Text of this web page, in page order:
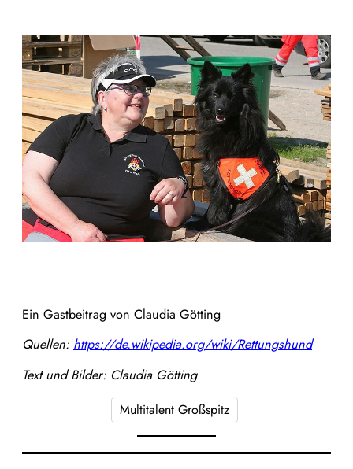
Ein Gastbeitrag von Claudia Götting
Quellen: https://de.wikipedia.org/wiki/Rettungshund
Text und Bilder: Claudia Götting
Multitalent Großspitz